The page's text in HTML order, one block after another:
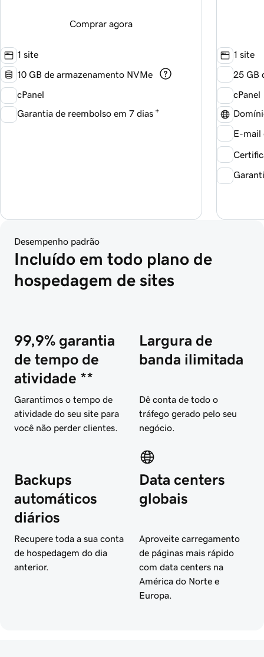
Comprar agora
1 site
10 GB de armazenamento NVMe
cPanel
Garantia de reembolso em 7 dias +
1 site
25 GB
cPanel
E-mail
Desempenho padrão
Incluído em todo plano de
hospedagem de sites
99,9% garantia
de tempo de
atividade **
Garantimos o tempo de
atividade do seu site para
você não perder clientes.
Largura de
banda ilimitada
Dê conta de todo o
tráfego gerado pelo seu
negócio.
Backups
automáticos
diários
Recupere toda a sua conta
de hospedagem do dia
anterior.
Data centers
globais
Aproveite carregamento
de páginas mais rápido
com data centers na
América do Norte e
Europa.